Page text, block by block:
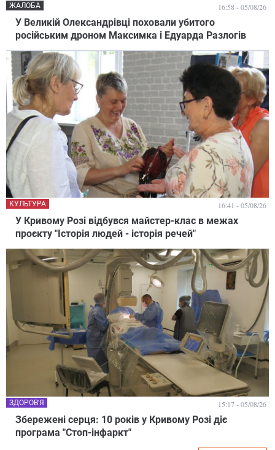
У Великій Олександрівці поховали убитого
російським дроном Максимка і Едуарда Разлогів
ЖАЛОБА 16:58 - 05/08/26
У Кривому Розі відбувся майстер-клас в межах
проєкту "Історія людей - історія речей"
КУЛЬТУРА 16:41 - 05/08/26
Збережені серця: 10 років у Кривому Розі діє
програма "Стоп-інфаркт"
ЗДОРОВ'Я 15:17 - 05/08/26